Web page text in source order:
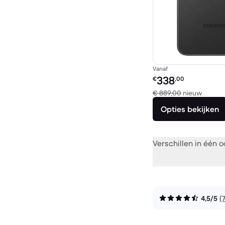
Vanaf
Refurbished prijs:
€338,00
€ 889,00 nieuw
Opties bekijken
Verschillen in één
4,5/5